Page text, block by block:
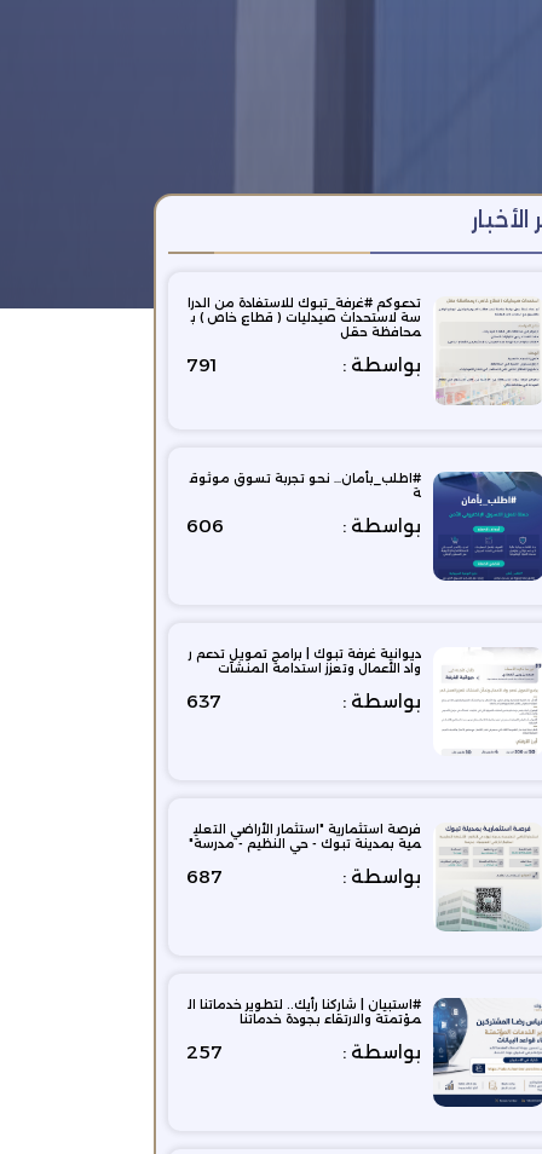
الأخبار
تدعوكم ⁧‫#غرفة_تبوك‬⁩ للاستفادة من الدرا
سة لاستحداث صيدليات ( قطاع خاص ) ب
محافظة حقل
بواسطة : 791
#اطلب_بأمان… نحو تجربة تسوق موثوق
ة
بواسطة : 606
ديوانية غرفة تبوك | برامج تمويل تدعم ر
واد الأعمال وتعزز استدامة المنشآت
بواسطة : 637
فرصة استثمارية "استثمار الأراضي التعلي
مية بمدينة تبوك - حي النظيم - مدرسة"
بواسطة : 687
#استبيان | شاركنا رأيك.. لتطوير خدماتنا ال
مؤتمتة والارتقاء بجودة خدماتنا
بواسطة : 257